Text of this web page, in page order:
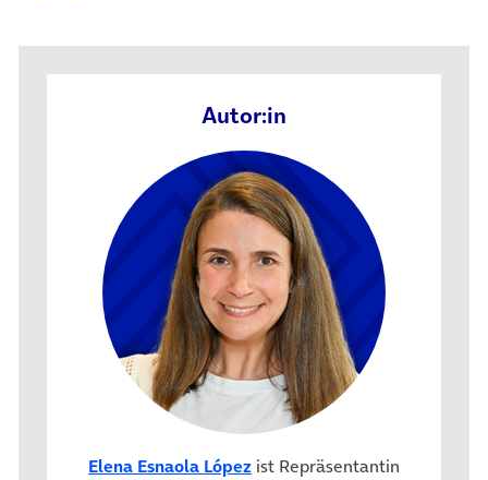
Autor:in
Elena Esnaola López ist Repräsentantin